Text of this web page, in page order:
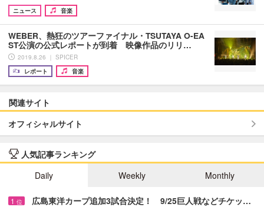
ニュース
音楽
WEBER、熱狂のツアーファイナル・TSUTAYA O-EA
ST公演の公式レポートが到着 映像作品のリリ…
2019.8.26 ｜ SPICER
レポート
音楽
関連サイト
オフィシャルサイト
人気記事ランキング
Daily
Weekly Monthly
1 位 広島東洋カープ追加3試合決定！ 9/25巨人戦などチケッ…